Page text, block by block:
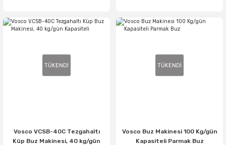
TÜKENDİ
Vosco VCSB-40C Tezgahaltı
Küp Buz Makinesi, 40 kg/gün
TÜKENDİ
Vosco Buz Makinesi 100 Kg/gün
Kapasiteli Parmak Buz